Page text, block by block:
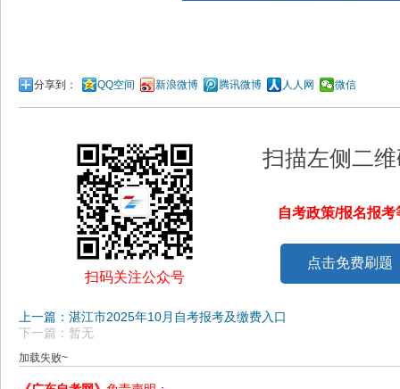
分享到： QQ空间 新浪微博 腾讯微博 人人网 微信
扫码关注公众号
扫描左侧二
自考政策/报名报
点击免费刷题
上一篇：湛江市2025年10月自考报考及缴费入口
下一篇：暂无
加载失败~